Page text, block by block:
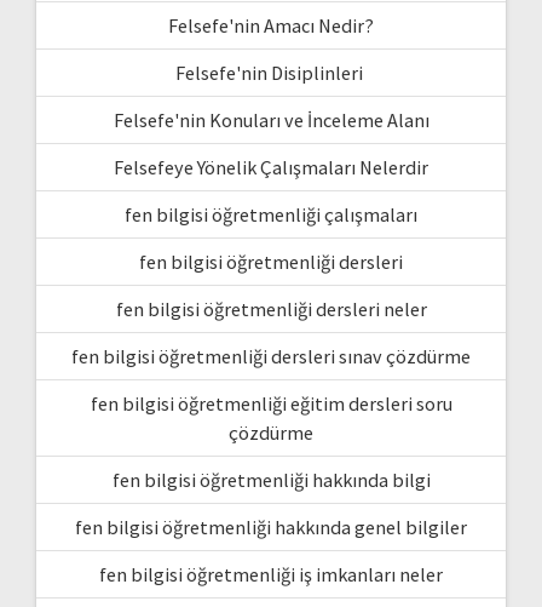
Felsefe'nin Amacı Nedir?
Felsefe'nin Disiplinleri
Felsefe'nin Konuları ve İnceleme Alanı
Felsefeye Yönelik Çalışmaları Nelerdir
fen bilgisi öğretmenliği çalışmaları
fen bilgisi öğretmenliği dersleri
fen bilgisi öğretmenliği dersleri neler
fen bilgisi öğretmenliği dersleri sınav çözdürme
fen bilgisi öğretmenliği eğitim dersleri soru
çözdürme
fen bilgisi öğretmenliği hakkında bilgi
fen bilgisi öğretmenliği hakkında genel bilgiler
fen bilgisi öğretmenliği iş imkanları neler